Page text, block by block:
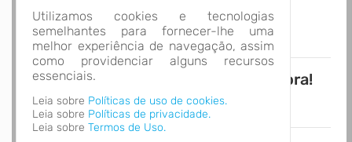
Utilizamos cookies e tecnologias
semelhantes para fornecer-lhe uma
melhor experiência de navegação, assim
como providenciar alguns recursos
essenciais.
Leia sobre Políticas de uso de cookies.
Leia sobre Políticas de privacidade.
Leia sobre Termos de Uso.
Acesso Gov.br
Novo APP Atende.Net! Baixe Agora!